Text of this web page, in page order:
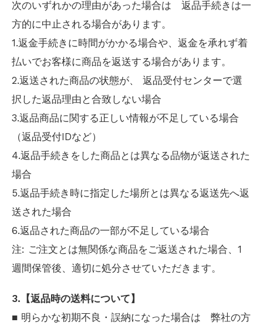
次のいずれかの理由があった場合は 返品手続きは一
方的に中止される場合があります。
1.返金手続きに時間がかかる場合や、返金を承れず着
払いでお客様に商品を返送する場合があります。
2.返送された商品の状態が、 返品受付センターで選
択した返品理由と合致しない場合
3.返品商品に関する正しい情報が不足している場合
（返品受付IDなど）
4.返品手続きをした商品とは異なる品物が返送された
場合
5.返品手続き時に指定した場所とは異なる返送先へ返
送された場合
6.返品された商品の一部が不足している場合
注: ご注文とは無関係な商品をご返送された場合、1
週間保管後、適切に処分させていただきます。
3.【返品時の送料について】
■ 明らかな初期不良・誤納になった場合は 弊社の方